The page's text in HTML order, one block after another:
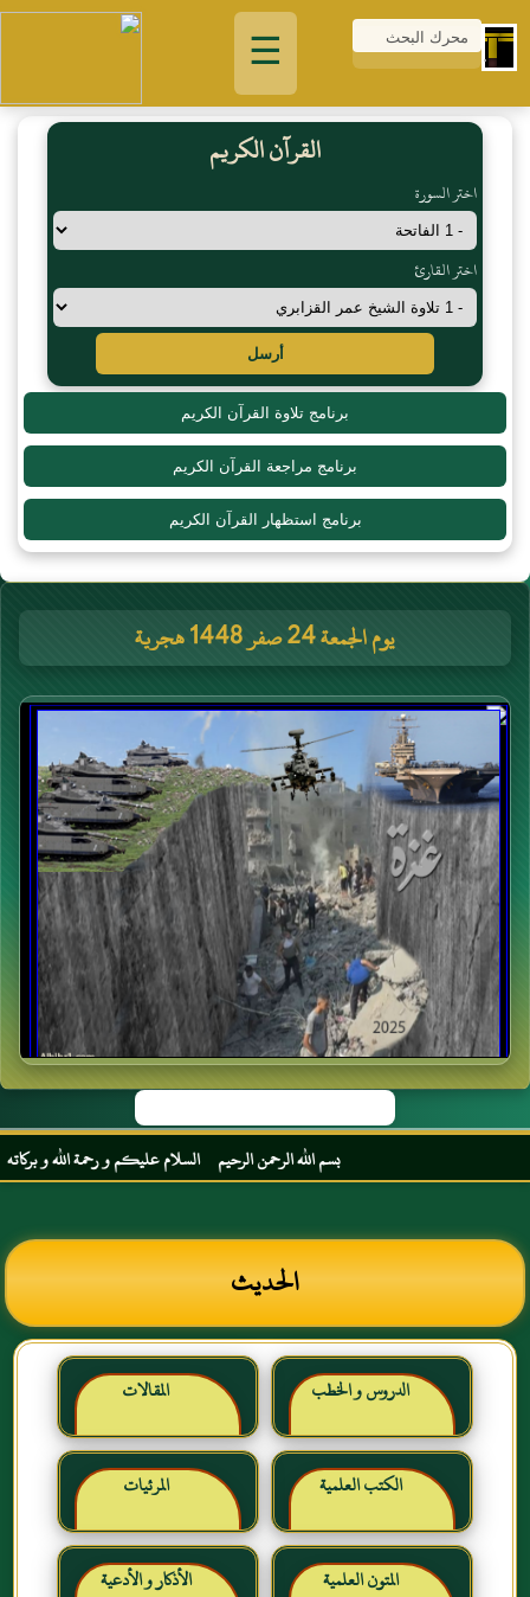
☰
القرآن الكريم
اختر السورة
اختر القارئ
أرسل
برنامج تلاوة القرآن الكريم
برنامج مراجعة القرآن الكريم
برنامج استظهار القرآن الكريم
يوم الجمعة 24 صفر 1448 هجرية
بسم الله الرحمن الرحيم السلام عليكم و رحمة الله و
الحديث
الدروس و الخطب المقالات
الكتب العلمية المرئيات
المتون العلمية الأذكار و الأدعية